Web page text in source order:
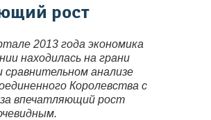
рост
2013 года экономика
находилась на грани
сравнительном анализе
Королевства с
впечатляющий рост